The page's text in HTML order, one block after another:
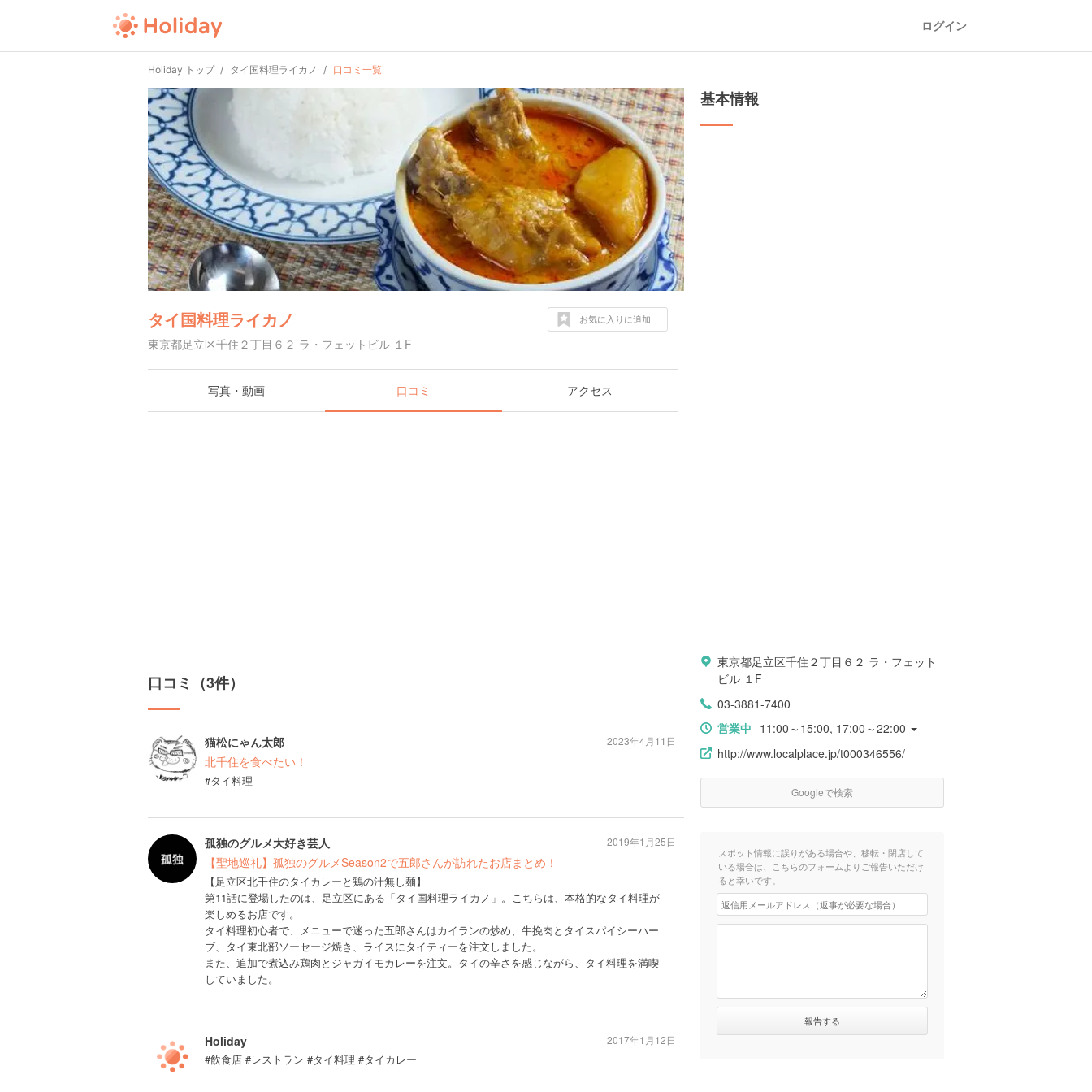
ログイン
Holiday トップ タイ国料理ライカノ 口コミ一覧
タイ国料理ライカノ
東京都足立区千住２丁目６２ ラ・フェットビル １F
お気に入りに追加
写真・動画 口コミ アクセス
口コミ（3件）
猫松にゃん太郎
北千住を食べたい！
#タイ料理
2023年4月11日
孤独のグルメ大好き芸人
【聖地巡礼】孤独のグルメSeason2で五郎さんが訪れたお店まとめ！
【足立区北千住のタイカレーと鶏の汁無し麺】
第11話に登場したのは、足立区にある「タイ国料理ライカノ」。こちらは、本格的なタイ料理が
楽しめるお店です。
タイ料理初心者で、メニューで迷った五郎さんはカイランの炒め、牛挽肉とタイスパイシーハー
ブ、タイ東北部ソーセージ焼き、ライスにタイティーを注文しました。
また、追加で煮込み鶏肉とジャガイモカレーを注文。タイの辛さを感じながら、タイ料理を満喫
していました。
2019年1月25日
Holiday
#飲食店 #レストラン #タイ料理 #タイカレー
2017年1月12日
基本情報
東京都足立区千住２丁目６２ ラ・フェット
ビル １F
03-3881-7400
営業中 11:00～15:00, 17:00～22:00
http://www.localplace.jp/t000346556/
Googleで検索
スポット情報に誤りがある場合や、移転・閉店して
いる場合は、こちらのフォームよりご報告いただけ
ると幸いです。